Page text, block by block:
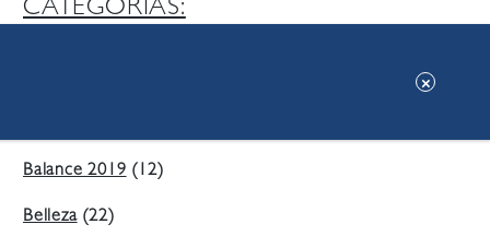
CATEGORIAS:
Balance 2019(12)
Belleza(22)